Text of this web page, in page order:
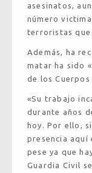
asesinatos,
número
terroristas que
Además, ha
matar ha sido
de los
«Su trabajo
durante años
hoy. Por ello,
presencia aquí
pese ya que
Guardia Civil